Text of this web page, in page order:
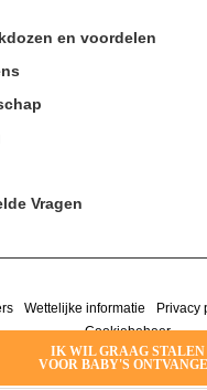
IK WIL GRAAG STALEN
VOOR BABY'S
en voordelen
Vragen
Wettelijke informatie Privacy
Cookiebeheer